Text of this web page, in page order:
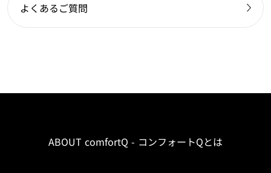
よくあるご質問
ABOUT comfortQ - コンフォートQとは